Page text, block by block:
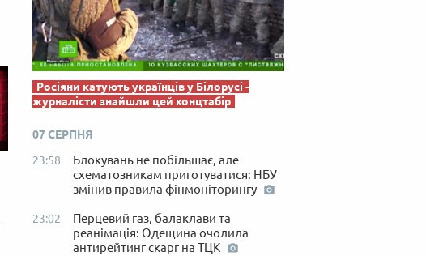
Росіяни катують українців у Білорусі -
журналісти знайшли цей концтабір
07 СЕРПНЯ
23:58
Блокувань не побільшає, але
схематозникам приготуватися: НБУ
змінив правила фінмоніторингу
23:02
Перцевий газ, балаклави та
реанімація: Одещина очолила
антирейтинг скарг на ТЦК